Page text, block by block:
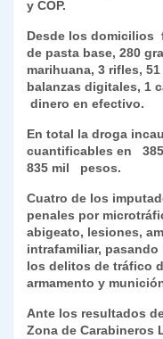
y COP.
Desde los domicilios
de pasta base, 280
marihuana, 3 rifles,
balanzas digitales, 1
dinero en efectivo.
En total la droga
cuantificables en
835 mil pesos.
Cuatro de los
penales por
abigeato, lesiones,
intrafamiliar,
los delitos de tráfico
armamento y
Ante los resultados
Zona de Carabineros